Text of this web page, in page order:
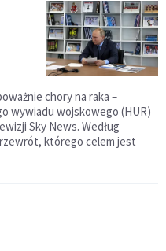
chory na raka –
wywiadu wojskowego (HUR)
Sky News. Według
którego celem jest